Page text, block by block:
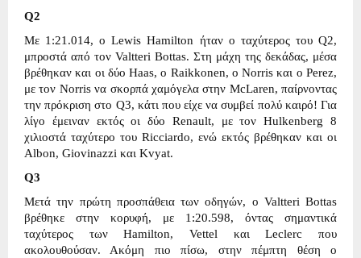
Q2
Με 1:21.014, ο Lewis Hamilton ήταν ο ταχύτερος του Q2,
μπροστά από τον Valtteri Bottas. Στη μάχη της δεκάδας, μέσα
βρέθηκαν και οι δύο Haas, o Raikkonen, o Norris και ο Perez,
με τον Norris να σκορπά χαμόγελα στην McLaren, παίρνοντας
την πρόκριση στο Q3, κάτι που είχε να συμβεί πολύ καιρό! Για
λίγο έμειναν εκτός οι δύο Renault, με τον Hulkenberg 8
χιλιοστά ταχύτερο του Ricciardo, ενώ εκτός βρέθηκαν και οι
Albon, Giovinazzi και Kvyat.
Q3
Μετά την πρώτη προσπάθεια των οδηγών, ο Valtteri Bottas
βρέθηκε στην κορυφή, με 1:20.598, όντας σημαντικά
ταχύτερος των Hamilton, Vettel και Leclerc που
ακολουθούσαν. Ακόμη πιο πίσω, στην πέμπτη θέση ο